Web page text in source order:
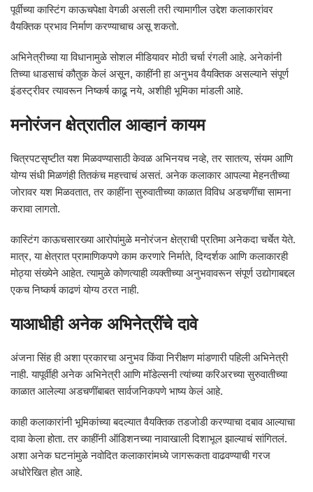
पूर्वीच्या कास्टिंग काऊचपेक्षा वेगळी असली तरी त्यामागील उद्देश कलाकारांवर
वैयक्तिक प्रभाव निर्माण करण्याचाच असू शकतो.
अभिनेत्रीच्या या विधानामुळे सोशल मीडियावर मोठी चर्चा रंगली आहे. अनेकांनी
तिच्या धाडसाचं कौतुक केलं असून, काहींनी हा अनुभव वैयक्तिक असल्याने संपूर्ण
इंडस्ट्रीवर त्यावरून निष्कर्ष काढू नये, अशीही भूमिका मांडली आहे.
मनोरंजन क्षेत्रातील आव्हानं कायम
चित्रपटसृष्टीत यश मिळवण्यासाठी केवळ अभिनयच नव्हे, तर सातत्य, संयम आणि
योग्य संधी मिळणंही तितकंच महत्त्वाचं असतं. अनेक कलाकार आपल्या मेहनतीच्या
जोरावर यश मिळवतात, तर काहींना सुरुवातीच्या काळात विविध अडचणींचा सामना
करावा लागतो.
कास्टिंग काऊचसारख्या आरोपांमुळे मनोरंजन क्षेत्राची प्रतिमा अनेकदा चर्चेत येते.
मात्र, या क्षेत्रात प्रामाणिकपणे काम करणारे निर्माते, दिग्दर्शक आणि कलाकारही
मोठ्या संख्येने आहेत. त्यामुळे कोणत्याही व्यक्तीच्या अनुभवावरून संपूर्ण उद्योगाबद्दल
एकच निष्कर्ष काढणं योग्य ठरत नाही.
याआधीही अनेक अभिनेत्रींचे दावे
अंजना सिंह ही अशा प्रकारचा अनुभव किंवा निरीक्षण मांडणारी पहिली अभिनेत्री
नाही. यापूर्वीही अनेक अभिनेत्री आणि मॉडेल्सनी त्यांच्या करिअरच्या सुरुवातीच्या
काळात आलेल्या अडचणींबाबत सार्वजनिकपणे भाष्य केलं आहे.
काही कलाकारांनी भूमिकांच्या बदल्यात वैयक्तिक तडजोडी करण्याचा दबाव आल्याचा
दावा केला होता. तर काहींनी ऑडिशनच्या नावाखाली दिशाभूल झाल्याचं सांगितलं.
अशा अनेक घटनांमुळे नवोदित कलाकारांमध्ये जागरूकता वाढवण्याची गरज
अधोरेखित होत आहे.